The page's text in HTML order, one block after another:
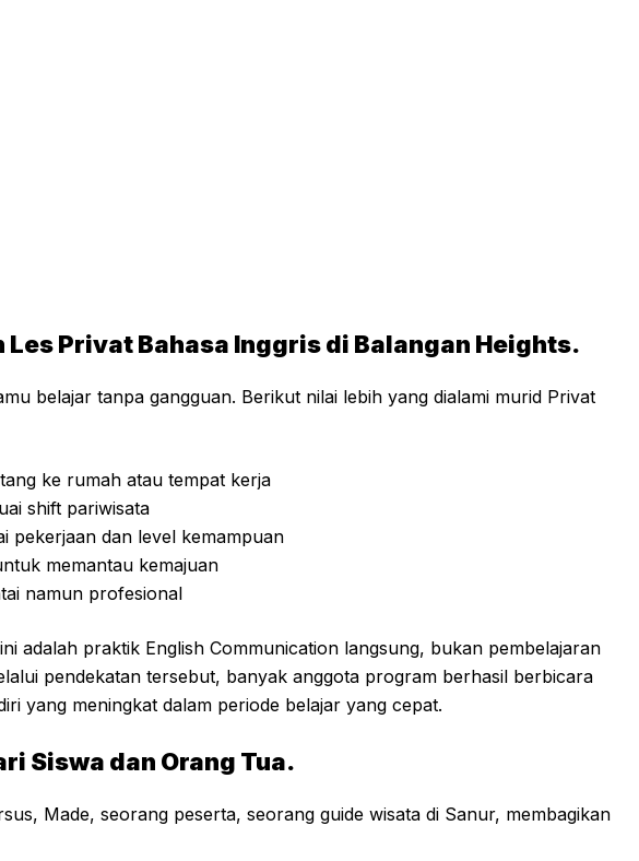
Privat Bahasa Inggris di Balangan Heights.
belajar tanpa gangguan. Berikut nilai lebih yang dialami murid Privat
ke rumah atau tempat kerja
shift pariwisata
pekerjaan dan level kemampuan
memantau kemajuan
namun profesional
adalah praktik English Communication langsung, bukan pembelajaran
pendekatan tersebut, banyak anggota program berhasil berbicara
yang meningkat dalam periode belajar yang cepat.
Siswa dan Orang Tua.
Made, seorang peserta, seorang guide wisata di Sanur, membagikan